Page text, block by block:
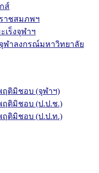
ส์
าชสมภพฯ
ร็งจุฬาฯ
ฬาลงกรณ์มหาวิทยาลัย
ฤติมิชอบ (จุฬาฯ)
ฤติมิชอบ (ป.ป.ช.)
ฤติมิชอบ (ป.ป.ท.)